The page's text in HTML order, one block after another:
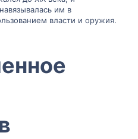
им в
власти и оружия.